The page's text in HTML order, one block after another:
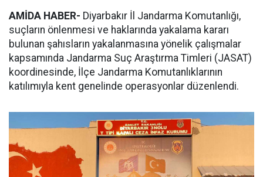
AMİDA HABER- Diyarbakır İl Jandarma Komutanlığı,
suçların önlenmesi ve haklarında yakalama kararı
bulunan şahısların yakalanmasına yönelik çalışmalar
kapsamında Jandarma Suç Araştırma Timleri (JASAT)
koordinesinde, İlçe Jandarma Komutanlıklarının
katılımıyla kent genelinde operasyonlar düzenlendi.